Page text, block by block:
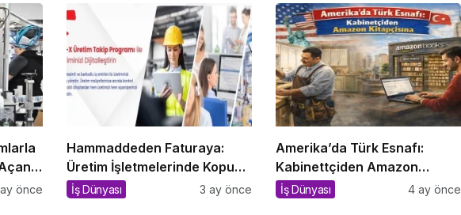
önce
Hammaddeden Faturaya:
Üretim İşletmelerinde Kopuk
Sistemlerin Sessiz Bedeli
İş Dünyası 3 ay önce
Amerika’da Türk Esnafı:
Kabinettçiden Amazon
Kitapçısına
İş Dünyası 4 ay önce